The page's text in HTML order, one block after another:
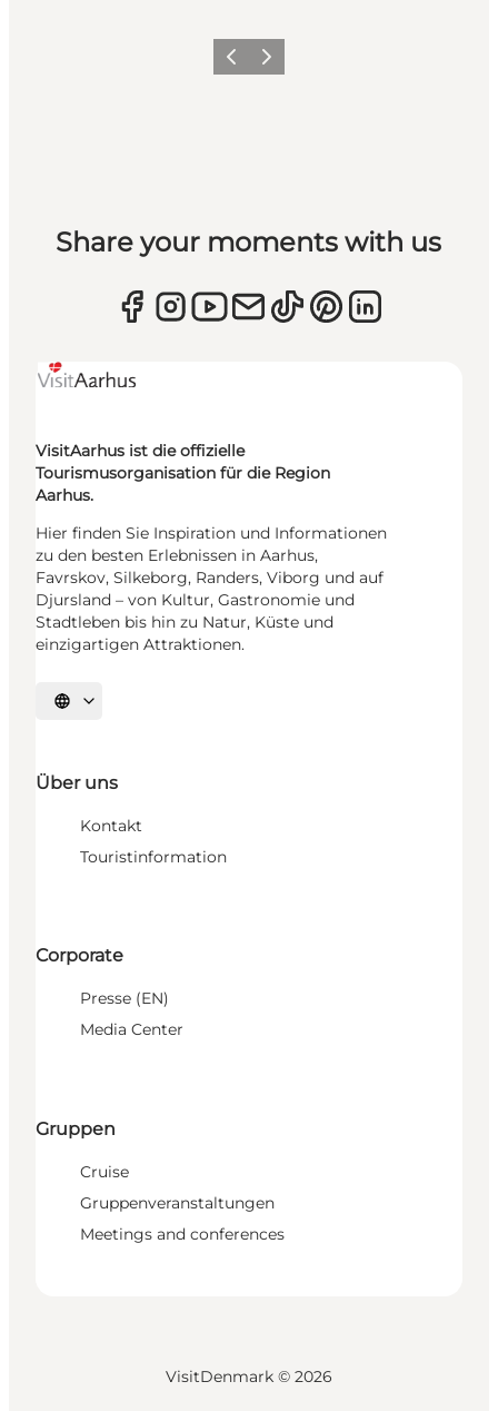
ZurückWeiter
Share your moments with us
VisitAarhus ist die offizielle
Tourismusorganisation für die Region
Aarhus.
Hier finden Sie Inspiration und Informationen
zu den besten Erlebnissen in Aarhus,
Favrskov, Silkeborg, Randers, Viborg und auf
Djursland – von Kultur, Gastronomie und
Stadtleben bis hin zu Natur, Küste und
einzigartigen Attraktionen.
Sprache auswählen
Über uns
Kontakt
Touristinformation
Corporate
Presse (EN)
Media Center
Gruppen
Cruise
Gruppenveranstaltungen
Meetings and conferences
VisitDenmark © 2026